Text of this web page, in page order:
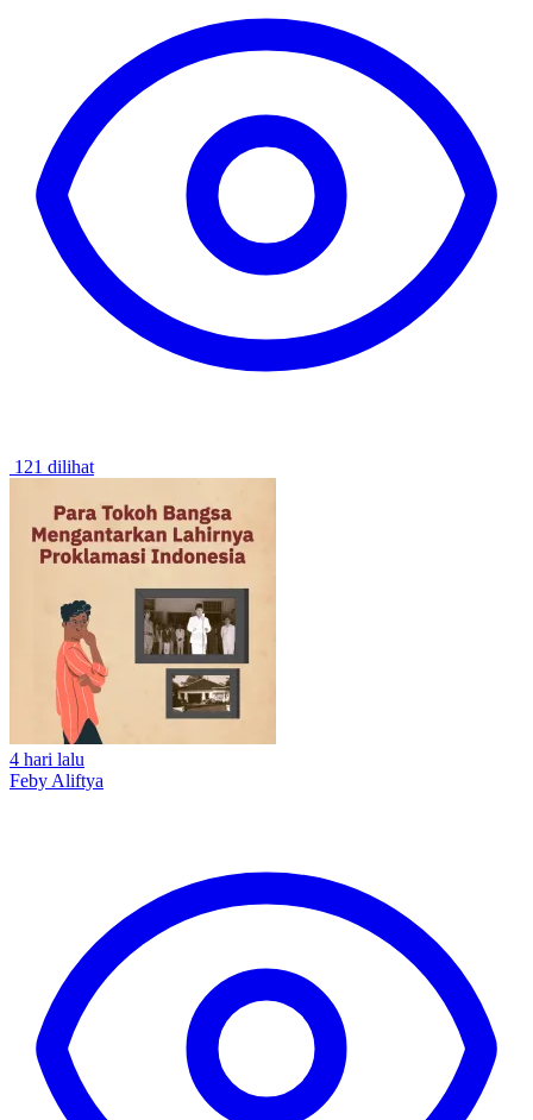
121 dilihat
4 hari lalu
Feby Aliftya